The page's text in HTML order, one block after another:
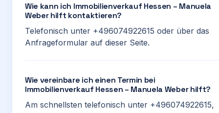
Wie kann ich Immobilienverkauf Hessen – Manuela
Weber hilft kontaktieren?
Telefonisch unter +496074922615 oder über das
Anfrageformular auf dieser Seite.
Wie vereinbare ich einen Termin bei
Immobilienverkauf Hessen – Manuela Weber hilft?
Am schnellsten telefonisch unter +496074922615,